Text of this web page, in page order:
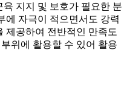
지지 및 보호가 필요한 분
에 자극이 적으면서도 강력
제공하여 전반적인 만족도
위에 활용할 수 있어 활용